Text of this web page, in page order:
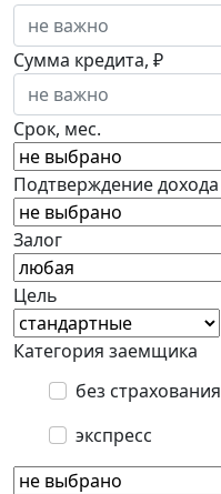
Сумма кредита, ₽
Срок, мес.
Подтверждение дохода
Залог
Цель
Категория заемщика
без страхования
экспресс